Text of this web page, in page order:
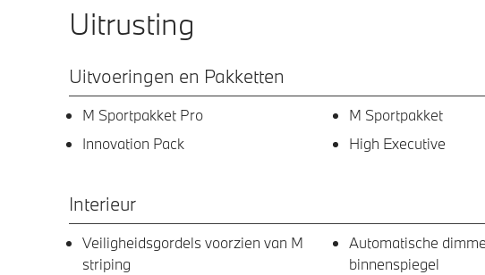
Uitrusting
Uitvoeringen en Pakketten
M Sportpakket Pro M Sportpakket
Innovation Pack
High Executive
Interieur
Veiligheidsgordels voorzien van M
striping
Automatische
binnenspiegel